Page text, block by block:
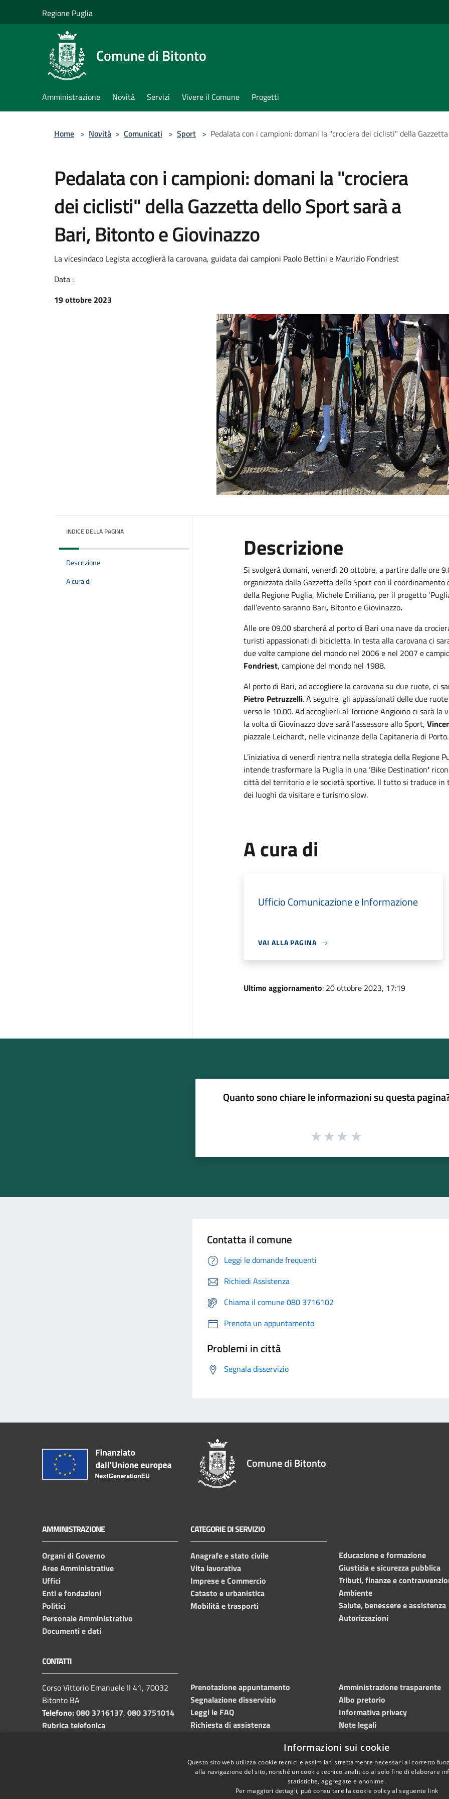
Regione Puglia
Comune di Bitonto
Amministrazione Novità Servizi Vivere il Comune Progetti
Home > Novità > Comunicati > Sport > Pedalata con i campioni: domani la "crociera dei ciclisti" della
Pedalata con i campioni: domani la "crociera
dei ciclisti" della Gazzetta dello Sport sarà a
Bari, Bitonto e Giovinazzo
La vicesindaco Legista accoglierà la carovana, guidata dai campioni Paolo Bettini e Maurizio Fondriest
Data :
19 ottobre 2023
INDICE DELLA PAGINA
Descrizione
A cura di
Descrizione
Si svolgerà domani, venerdì 20 ottobre, a partire dalle ore
organizzata dalla Gazzetta dello Sport con il
della Regione Puglia, Michele Emiliano, per il progetto
dall’evento saranno Bari, Bitontoe Giovinazzo.
Alle ore 09.00 sbarcherà al porto di Bari una nave da
turisti appassionati di bicicletta. In testa alla carovana ci
due volte campione del mondo nel 2006 e nel 2007 e
Fondriest, campione del mondo nel 1988.
Al porto di Bari, ad accogliere la carovana su due ruote, ci
Pietro Petruzzelli. A seguire, gli appassionati delle due
verso le 10.00. Ad accoglierli al Torrione Angioino ci sarà la
la volta di Giovinazzo dove sarà l’assessore allo Sport,
piazzale Leichardt, nelle vicinanze della Capitaneria di Porto.
L’iniziativa di venerdì rientra nella strategia della Regione
intende trasformare la Puglia in una ‘Bike Destination’
città del territorio e le società sportive. Il tutto si traduce
dei luoghi da visitare e turismo slow.
A cura di
Ufficio Comunicazione e Informazione
VAI ALLA PAGINA
Ultimo aggiornamento: 20 ottobre 2023, 17:19
Quanto sono chiare le informazioni su questa
Contatta il comune
Leggi le domande frequenti
Richiedi Assistenza
Chiama il comune 080 3716102
Prenota un appuntamento
Problemi in città
Segnala disservizio
Comune di Bitonto
AMMINISTRAZIONE
Organi di Governo
Aree Amministrative
Uffici
Enti e fondazioni
Politici
Personale Amministrativo
Documenti e dati
CATEGORIE DI SERVIZIO
Anagrafe e stato civile
Vita lavorativa
Imprese e Commercio
Catasto e urbanistica
Mobilità e trasporti
Educazione e formazione
Giustizia e sicurezza pubblica
Tributi, finanze e
Ambiente
Salute, benessere e assistenza
Autorizzazioni
CONTATTI
Corso Vittorio Emanuele II 41, 70032
Bitonto BA
Telefono:080 3716137, 080 3751014
Rubrica telefonica
protocollo.comunebitonto@pec.rupar.puglia.it
Prenotazione appuntamento
Segnalazione disservizio
Leggi le FAQ
Richiesta di assistenza
Amministrazione trasparente
Albo pretorio
Informativa privacy
Note legali
Meccanismo di feedback
Informazioni sui cookie
Questo sito web utilizza cookie tecnici e assimilati strettamente necessari al corretto
alla navigazione del sito, nonché un cookie tecnico analitico al solo fine di elaborare
statistiche, aggregate e anonime.
Per maggiori dettagli, può consultare la cookie policy al seguente link